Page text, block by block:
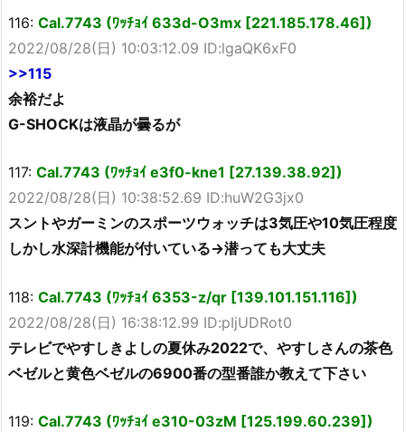
116: Cal.7743 (ﾜｯﾁｮｲ 633d-O3mx [221.185.178.46])
2022/08/28(日) 10:03:12.09 ID:lgaQK6xF0
>>115
余裕だよ
G-SHOCKは液晶が曇るが
117: Cal.7743 (ﾜｯﾁｮｲ e3f0-kne1 [27.139.38.92])
2022/08/28(日) 10:38:52.69 ID:huW2G3jx0
スントやガーミンのスポーツウォッチは3気圧や10気圧程度
しかし水深計機能が付いている→潜っても大丈夫
118: Cal.7743 (ﾜｯﾁｮｲ 6353-z/qr [139.101.151.116])
2022/08/28(日) 16:38:12.99 ID:pIjUDRot0
テレビでやすしきよしの夏休み2022で、やすしさんの茶色
ベゼルと黄色ベゼルの6900番の型番誰か教えて下さい
119: Cal.7743 (ﾜｯﾁｮｲ e310-03zM [125.199.60.239])